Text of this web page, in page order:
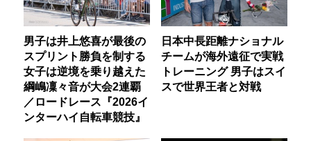
男子は井上悠喜が最後の
スプリント勝負を制する
女子は逆境を乗り越えた
綱嶋凜々音が大会2連覇
／ロードレース『2026イ
ンターハイ自転車競技』
日本中長距離ナショナル
チームが海外遠征で実戦
トレーニング 男子はスイ
スで世界王者と対戦